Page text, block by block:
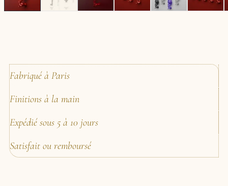
Fabriqué à Paris
Finitions à la main
Expédié sous 5 à 10 jours
Satisfait ou remboursé